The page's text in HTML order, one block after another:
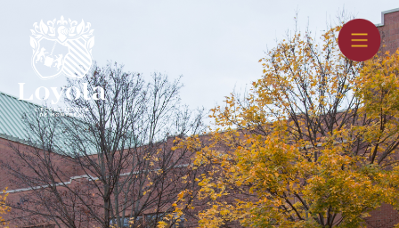
contenu
principal